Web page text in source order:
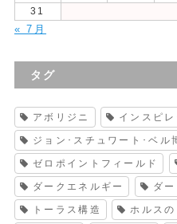
31
« 7月
タグ
アボリジニ インスピ
ジョン･スチュワート･ベル
ゼロポイントフィールド
ダークエネルギー ダ
トーラス構造 ホルスの